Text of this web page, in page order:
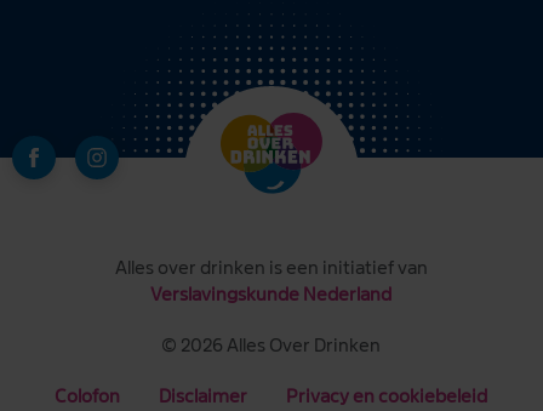
© 2026 Alles Over Drinken
Alles over drinken is een initiatief van
Verslavingskunde Nederland
Colofon Disclaimer Privacy en cookiebeleid